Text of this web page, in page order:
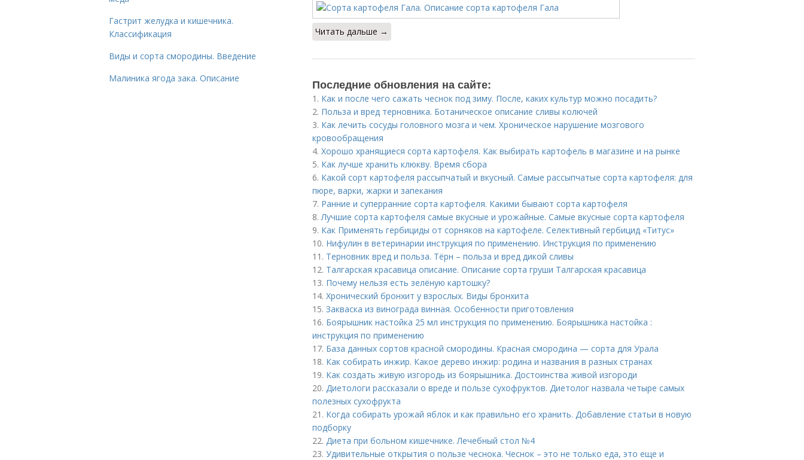
Читать дальше →
Последние обновления на сайте:
1. Как и после чего сажать чеснок под зиму. После, каких культур можно посадить?
2. Польза и вред терновника. Ботаническое описание сливы колючей
3. Как лечить сосуды головного мозга и чем. Хроническое нарушение мозгового
кровообращения
4. Хорошо хранящиеся сорта картофеля. Как выбирать картофель в магазине и на рынке
5. Как лучше хранить клюкву. Время сбора
6. Какой сорт картофеля рассыпчатый и вкусный. Самые рассыпчатые сорта картофеля: для
пюре, варки, жарки и запекания
7. Ранние и суперранние сорта картофеля. Какими бывают сорта картофеля
8.Лучшие сорта картофеля самые вкусные и урожайные. Самые вкусные сорта картофеля
9. Как Применять гербициды от сорняков на картофеле. Селективный гербицид «Титус»
10. Нифулин в ветеринарии инструкция по применению. Инструкция по применению
11. Терновник вред и польза. Тёрн – польза и вред дикой сливы
12. Талгарская красавица описание. Описание сорта груши Талгарская красавица
13. Почему нельзя есть зелёную картошку?
14. Хронический бронхит у взрослых. Виды бронхита
15. Закваска из винограда винная. Особенности приготовления
16. Боярышник настойка 25 мл инструкция по применению. Боярышника настойка :
инструкция по применению
17. База данных сортов красной смородины. Красная смородина — сорта для Урала
18. Как собирать инжир. Какое дерево инжир: родина и названия в разных странах
19. Как создать живую изгородь из боярышника. Достоинства живой изгороди
20. Диетологи рассказали о вреде и пользе сухофруктов. Диетолог назвала четыре самых
полезных сухофрукта
21. Когда собирать урожай яблок и как правильно его хранить. Добавление статьи в новую
подборку
22. Диета при больном кишечнике. Лечебный стол №4
23. Удивительные открытия о пользе чеснока. Чеснок – это не только еда, это еще и
Гастрит желудка и кишечника.
Классификация
Виды и сорта смородины. Введение
Малиника ягода зака. Описание